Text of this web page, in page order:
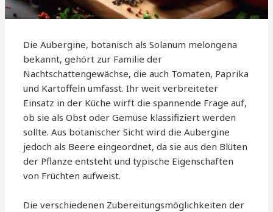
Die Aubergine, botanisch als Solanum melongena
bekannt, gehört zur Familie der
Nachtschattengewächse, die auch Tomaten, Paprika
und Kartoffeln umfasst. Ihr weit verbreiteter
Einsatz in der Küche wirft die spannende Frage auf,
ob sie als Obst oder Gemüse klassifiziert werden
sollte. Aus botanischer Sicht wird die Aubergine
jedoch als Beere eingeordnet, da sie aus den Blüten
der Pflanze entsteht und typische Eigenschaften
von Früchten aufweist.
Die verschiedenen Zubereitungsmöglichkeiten der